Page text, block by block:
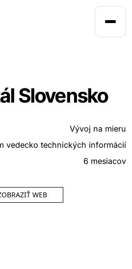
Slovensko
Vývoj na mieru
vedecko technických informácií
6 mesiacov
WEB